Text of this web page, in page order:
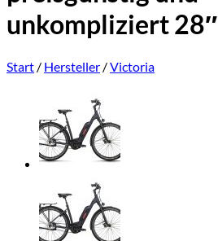
unkompliziert 28″
Start / Hersteller /Victoria